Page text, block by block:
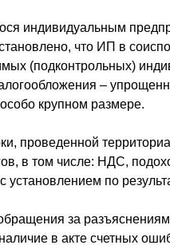
индивидуальным
что ИП в
(подконтрольных)
–
крупном размере.
проведенной
в том числе: НДС,
установлением по
за
в акте счетных